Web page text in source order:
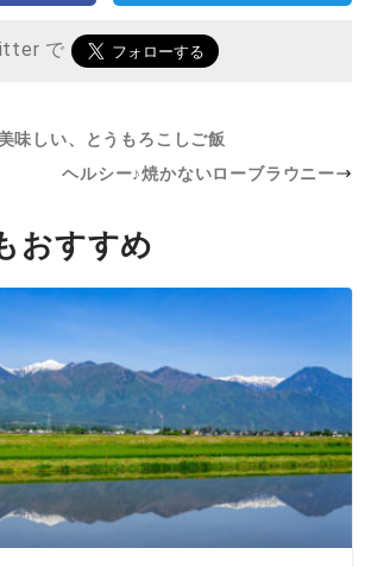
で
味しい、とうもろこしご飯
ヘルシー♪焼かないローブラウニー
おすすめ